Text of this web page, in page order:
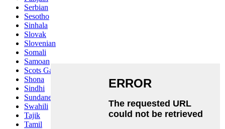
Serbian
Sesotho
Sinhala
Slovak
Slovenian
Somali
Samoan
Scots Gaelic
Shona
Sindhi
Sundanese
Swahili
Tajik
Tamil